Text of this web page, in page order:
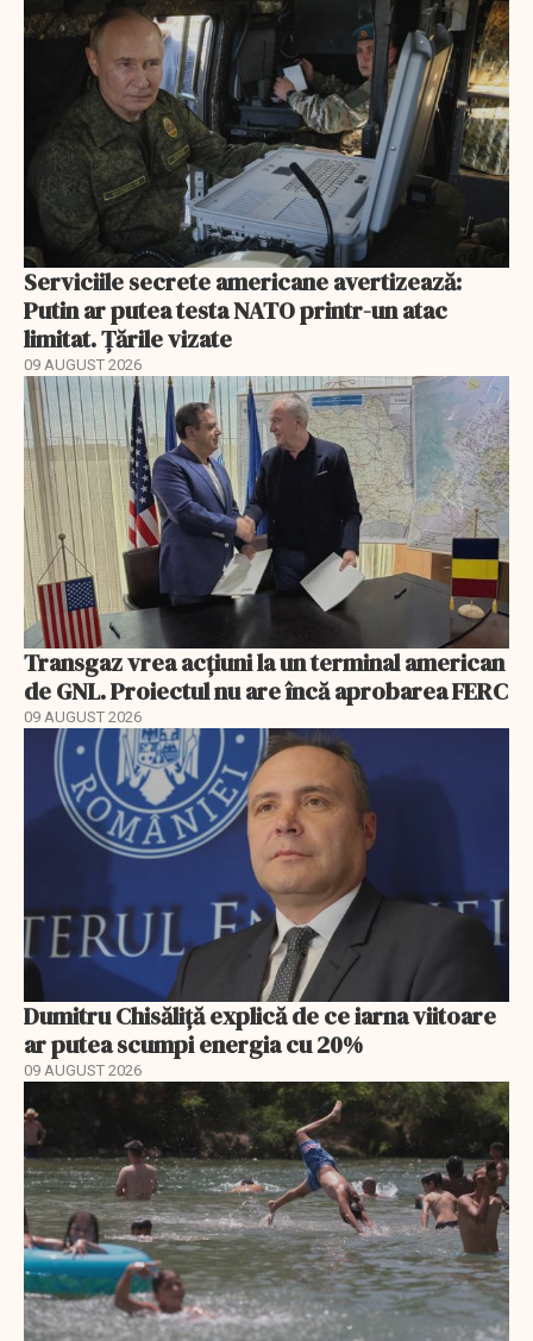
Serviciile secrete americane avertizează:
Putin ar putea testa NATO printr-un atac
limitat. Țările vizate
09 AUGUST 2026
Transgaz vrea acțiuni la un terminal american
de GNL. Proiectul nu are încă aprobarea FERC
09 AUGUST 2026
Dumitru Chisăliță explică de ce iarna viitoare
ar putea scumpi energia cu 20%
09 AUGUST 2026